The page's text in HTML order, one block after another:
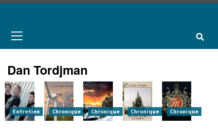
Menu
Dan Tordjman
Entretien Chronique Chronique Chronique Chronique